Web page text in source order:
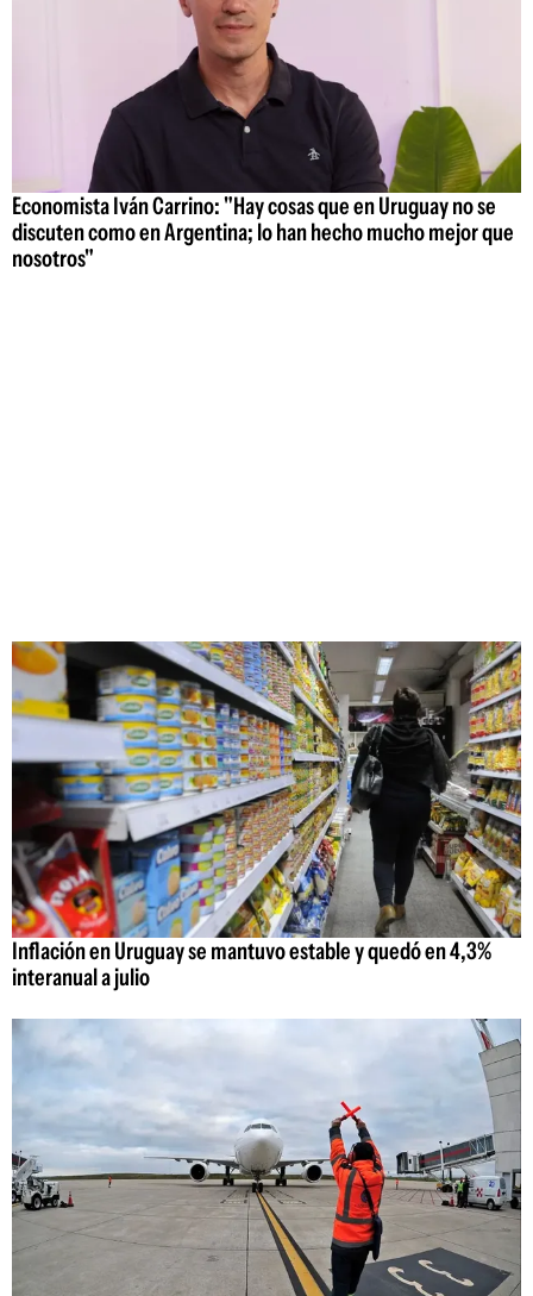
Economista Iván Carrino: "Hay cosas que en Uruguay no se
discuten como en Argentina; lo han hecho mucho mejor que
nosotros"
Inflación en Uruguay se mantuvo estable y quedó en 4,3%
interanual a julio